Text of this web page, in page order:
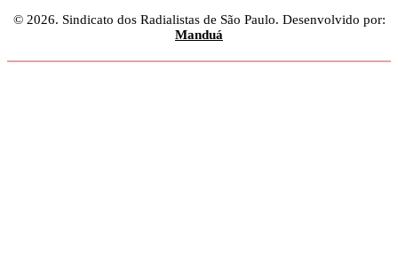
© 2026. Sindicato dos Radialistas de São Paulo. Desenvolvido por:
Manduá